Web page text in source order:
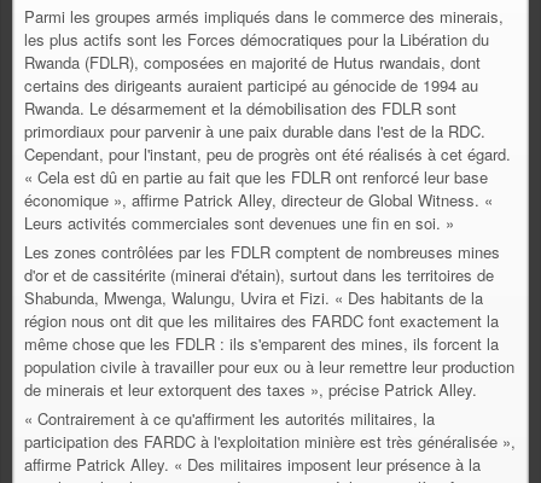
Parmi les groupes armés impliqués dans le commerce des minerais,
les plus actifs sont les Forces démocratiques pour la Libération du
Rwanda (FDLR), composées en majorité de Hutus rwandais, dont
certains des dirigeants auraient participé au génocide de 1994 au
Rwanda. Le désarmement et la démobilisation des FDLR sont
primordiaux pour parvenir à une paix durable dans l'est de la RDC.
Cependant, pour l'instant, peu de progrès ont été réalisés à cet égard.
« Cela est dû en partie au fait que les FDLR ont renforcé leur base
économique », affirme Patrick Alley, directeur de Global Witness. «
Leurs activités commerciales sont devenues une fin en soi. »
Les zones contrôlées par les FDLR comptent de nombreuses mines
d'or et de cassitérite (minerai d'étain), surtout dans les territoires de
Shabunda, Mwenga, Walungu, Uvira et Fizi. « Des habitants de la
région nous ont dit que les militaires des FARDC font exactement la
même chose que les FDLR : ils s'emparent des mines, ils forcent la
population civile à travailler pour eux ou à leur remettre leur production
de minerais et leur extorquent des taxes », précise Patrick Alley.
« Contrairement à ce qu'affirment les autorités militaires, la
participation des FARDC à l'exploitation minière est très généralisée »,
affirme Patrick Alley. « Des militaires imposent leur présence à la